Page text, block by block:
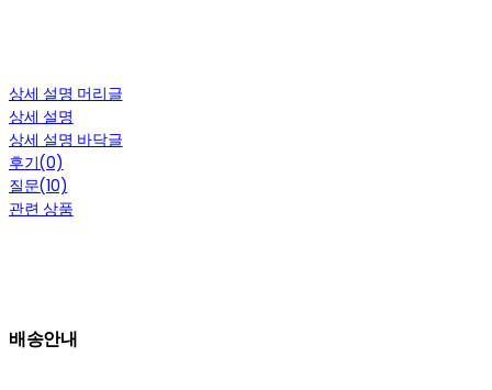
상세 설명 머리글
상세 설명
상세 설명 바닥글
후기(0)
질문(10)
관련 상품
배송안내